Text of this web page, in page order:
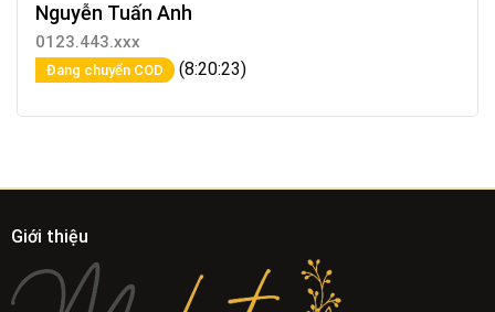
Nguyễn Tuấn Anh
0123.443.xxx
Đang chuyển COD (8:20:23)
Giới thiệu